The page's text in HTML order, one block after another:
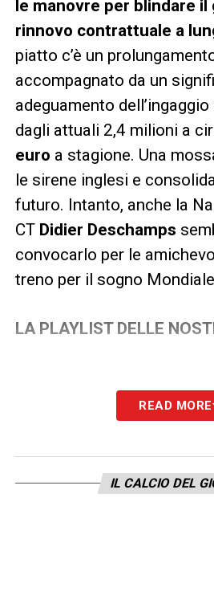
le manovre per blindare
rinnovo contrattuale a
piatto c’è un
accompagnato da un
adeguamento
dagli attuali 2,4 milioni a
euro a stagione. Una
le sirene inglesi e
futuro. Intanto, anche la
CT Didier Deschamps
convocarlo per le
treno per il sogno
LA PLAYLIST DELLE
READ MORE
IL CALCIO DEL